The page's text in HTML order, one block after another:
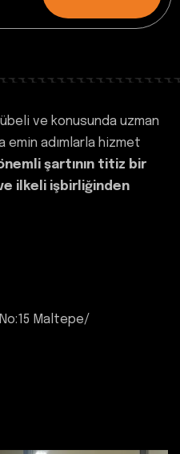
ve konusunda uzman
emin adımlarla hizmet
önemli şartının titiz bir
ilkeli işbirliğinden
Maltepe/